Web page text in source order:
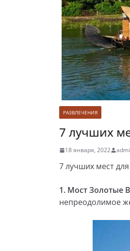
РАЗВЛЕЧЕНИЯ
7 лучших
18 января, 2022
7 лучших мест
1. Мост Золотые
непреодолимое